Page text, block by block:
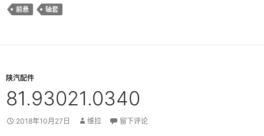
前悬 轴套
陕汽配件
81.93021.0340
2018年10月27日 维拉 留下评论